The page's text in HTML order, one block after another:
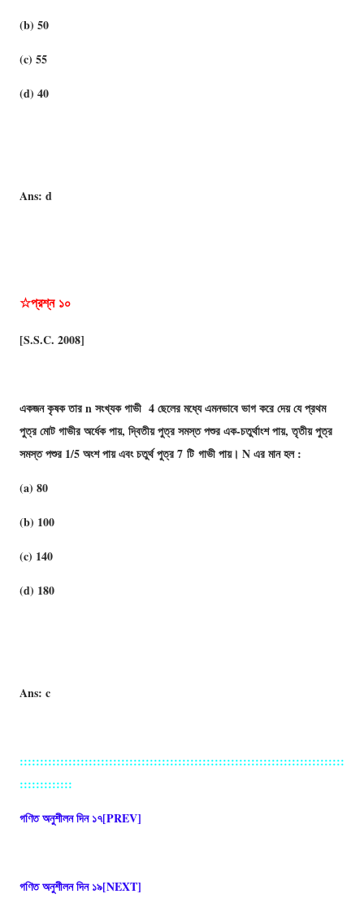
(b) 50
(c) 55
(d) 40
Ans: d
☆প্রশ্ন ১০
[S.S.C. 2008]
একজন কৃষক তার n সংখ্যক গাভী 4 ছেলের মধ্যে এমনভাবে ভাগ করে দেয় যে প্রথম
পুত্র মোট গাভীর অর্ধেক পায়, দ্বিতীয় পুত্র সমস্ত পশুর এক-চতুর্থাংশ পায়, তৃতীয় পুত্র
সমস্ত পশুর 1/5 অংশ পায় এবং চতুর্থ পুত্র 7 টি গাভী পায়। N এর মান হল :
(a) 80
(b) 100
(c) 140
(d) 180
Ans: c
::::::::::::::::::::::::::::::::::::::::::::::::::::::::::::::::::::::::::::::::
:::::::::::::
গণিত অনুশীলন দিন ১৭[PREV]
গণিত অনুশীলন দিন ১৯[NEXT]